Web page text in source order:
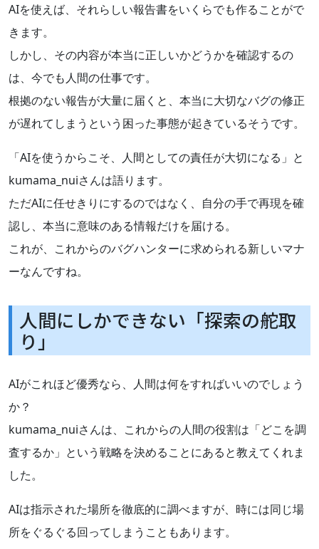
AIを使えば、それらしい報告書をいくらでも作ることがで
きます。
しかし、その内容が本当に正しいかどうかを確認するの
は、今でも人間の仕事です。
根拠のない報告が大量に届くと、本当に大切なバグの修正
が遅れてしまうという困った事態が起きているそうです。
「AIを使うからこそ、人間としての責任が大切になる」と
kumama_nuiさんは語ります。
ただAIに任せきりにするのではなく、自分の手で再現を確
認し、本当に意味のある情報だけを届ける。
これが、これからのバグハンターに求められる新しいマナ
ーなんですね。
人間にしかできない「探索の舵取
り」
AIがこれほど優秀なら、人間は何をすればいいのでしょう
か？
kumama_nuiさんは、これからの人間の役割は「どこを調
査するか」という戦略を決めることにあると教えてくれま
した。
AIは指示された場所を徹底的に調べますが、時には同じ場
所をぐるぐる回ってしまうこともあります。